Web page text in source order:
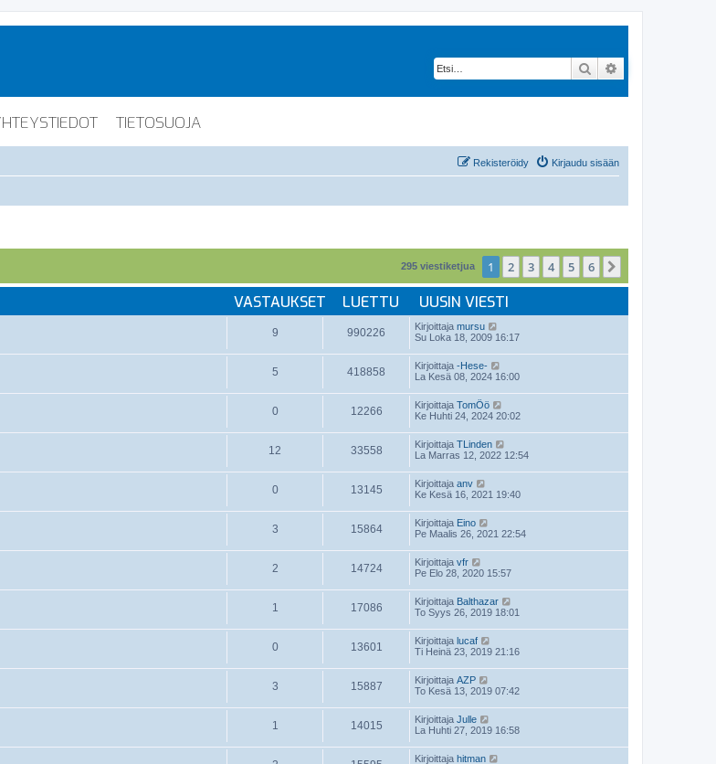
Etsi
TIETOSUOJA
Kirjaudu sisään
Rekisteröidy
295 viestiketjua 1 2 3 4 5 6
VASTAUKSET LUETTU UUSIN VIESTI
9 990226 Kirjoittaja mursu
Su Loka 18, 2009 16:17
5 418858 Kirjoittaja -Hese-
La Kesä 08, 2024 16:00
0 12266 Kirjoittaja TomÖö
Ke Huhti 24, 2024 20:02
12 33558 Kirjoittaja TLinden
La Marras 12, 2022 12:54
0 13145 Kirjoittaja anv
Ke Kesä 16, 2021 19:40
3 15864 Kirjoittaja Eino
Pe Maalis 26, 2021 22:54
2 14724 Kirjoittaja vfr
Pe Elo 28, 2020 15:57
1 17086 Kirjoittaja Balthazar
To Syys 26, 2019 18:01
0 13601 Kirjoittaja lucaf
Ti Heinä 23, 2019 21:16
3 15887 Kirjoittaja AZP
To Kesä 13, 2019 07:42
1 14015 Kirjoittaja Julle
La Huhti 27, 2019 16:58
Kirjoittaja hitman